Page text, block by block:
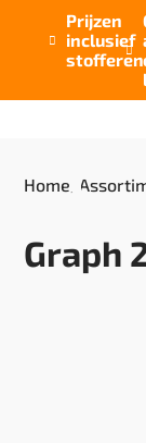

Prijzen
inclusief
stofferen

Home
Graph